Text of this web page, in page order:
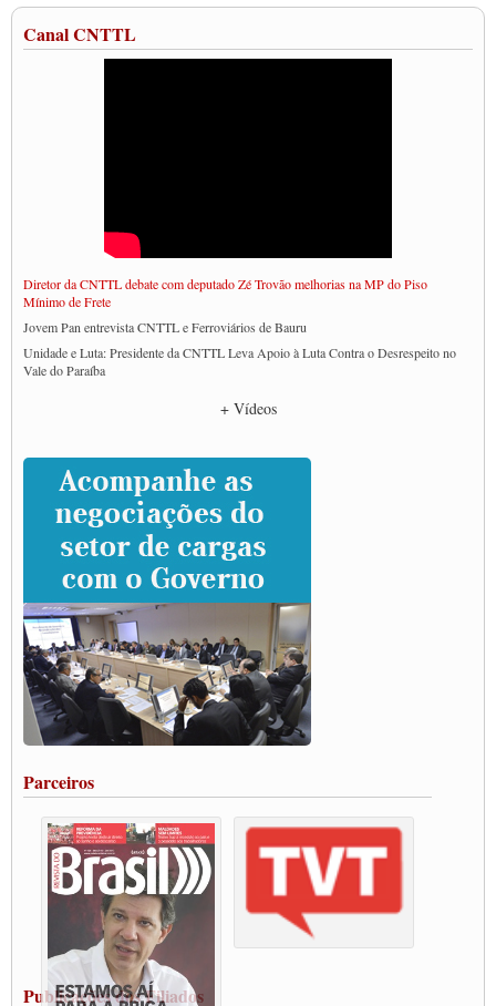
Canal CNTTL
Diretor da CNTTL debate com deputado Zé Trovão melhorias na MP do Piso
Mínimo de Frete
Jovem Pan entrevista CNTTL e Ferroviários de Bauru
Unidade e Luta: Presidente da CNTTL Leva Apoio à Luta Contra o Desrespeito no
Vale do Paraíba
Caminhoneiros prometem paralisação e cobram diálogo com Lula
CNTTL e lideranças de caminhoneiros participam de debate sobre saúde nas
rodovias
Paulinho e Litti debatem política global para transporte rodoviário de cargas na
SUTCRA no Uruguai
Grande Conquista da Categoria transporte de Cargas e Caminhoneiros Autonomos
ENCONTRO INTERNACIONAL EM APOIO A CLASSE TRABALHADORA
DO BRASIL E A ELEIÇÃO 2022
Carta às Brasileiras e aos Brasileiros em Defesa do Estado Democrático de Direito
Paulinho, presidente da CNTTL, faz balanço do 3º Congresso da CNTTL
Caminhoneiros aprovam greve a partir do 1º de novembro
Rodoviários de Feira Santana fazem Assembleia para avaliar proposta de reajuste
salarial
Vacina Já: Lockdown de 24 horas dos trabalhadores em transportes está mantido,
Condutores de Guarulhos farão greve sanitária nesta terça-feira (20)
Paralisação dos Caminhoneiros na #BR285, entrocamento que liga o Mercosul ao
Rio Grande
Caminhoneiros bloqueiam duas faixas na Castello Branco e fazem protesto
Modal-Live #13 Aumento da Violência Contra Mulher e o Adoecimento da Classe
Trabalhadora em Tempos de Pandemia
MODAL-LIVE#12 POLÍTICAS PÚBLICAS DE TRANSPORTE PARA A
CLASSE TRABALHADORA E ELEIÇÕES NA PANDEMIA
+ Vídeos
Parceiros
Publicações dos Filiados